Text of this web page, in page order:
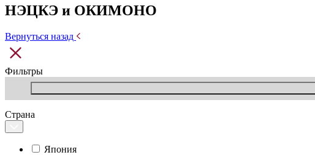
НЭЦКЭ и ОКИМОНО
Вернуться назад
Фильтры
Страна
Япония